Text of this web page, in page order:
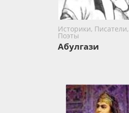
Историки, Писатели,
Поэты
Абулгази